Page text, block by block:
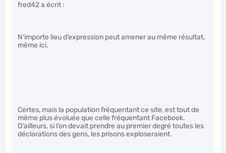
fred42 a écrit :
N’importe lieu d’expression peut amener au même résultat,
même ici.
Certes, mais la population fréquentant ce site, est tout de
même plus évoluée que celle fréquentant Facebook.
D’ailleurs, si l’on devait prendre au premier degré toutes les
déclarations des gens, les prisons exploseraient.